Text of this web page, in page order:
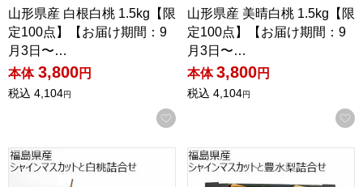
山形県産 白根白桃 1.5kg【限
定100点】【お届け期間：9
月3日〜…
本体 3,800円
税込 4,104円
お気に入りに登録する
山形県産 美晴白桃 1.5kg【限
定100点】【お届け期間：9
月3日〜…
本体 3,800円
税込 4,104円
福島県産 シャインマスカットと白桃詰合せ【限定100点】
福島県産 シャインマスカッ